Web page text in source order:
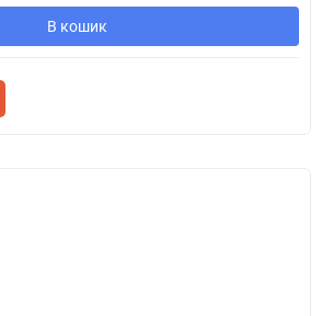
В кошик